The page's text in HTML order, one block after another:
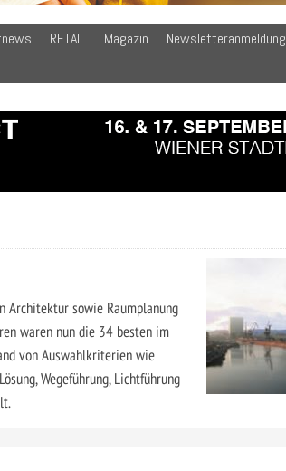
RETAIL Magazin Newsletteranmeldung
Architektur sowie Raumplanung
waren nun die 34 besten im
von Auswahlkriterien wie
Wegeführung, Lichtführung